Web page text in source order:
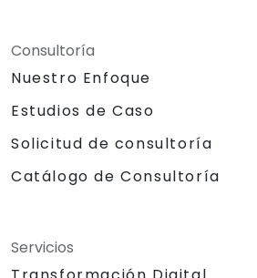
Consultoría
Nuestro Enfoque
Estudios de Caso
Solicitud de consultoría
Catálogo de Consultoría
Servicios